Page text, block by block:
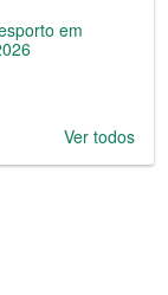
em
Ver todos